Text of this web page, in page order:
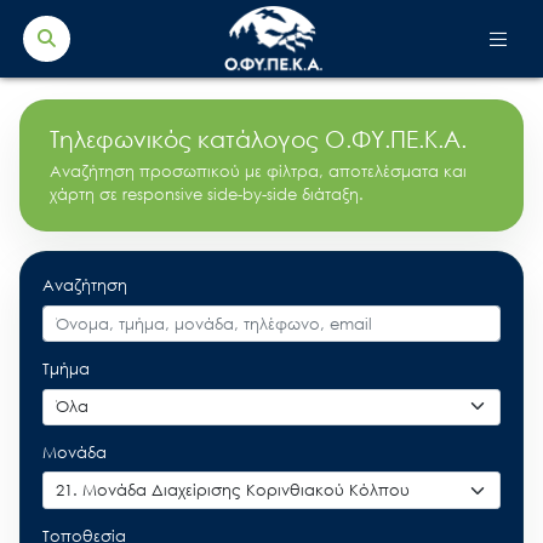
Search
for:
Τηλεφωνικός κατάλογος Ο.ΦΥ.ΠΕ.Κ.Α.
Αναζήτηση προσωπικού με φίλτρα, αποτελέσματα και
χάρτη σε responsive side-by-side διάταξη.
Αναζήτηση
Τμήμα
Μονάδα
Τοποθεσία